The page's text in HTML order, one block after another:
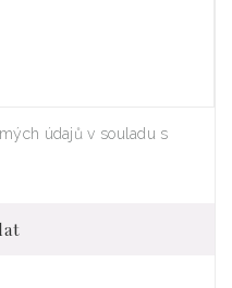
údajů v souladu s